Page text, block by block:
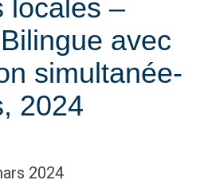
locales –
avec
simultanée-
2024
2024